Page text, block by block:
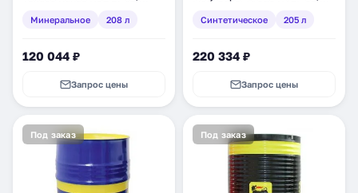
(832773DEE)
Минеральное 208 л
120 044 ₽
Запрос цены
Синтетическое 205 л
220 334 ₽
Запрос цены
Под заказ Под заказ